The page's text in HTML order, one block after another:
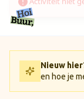
Ga naar inhoud /
Nieuw
en hoe je